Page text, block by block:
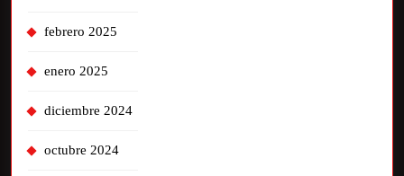
febrero 2025
enero 2025
diciembre 2024
octubre 2024